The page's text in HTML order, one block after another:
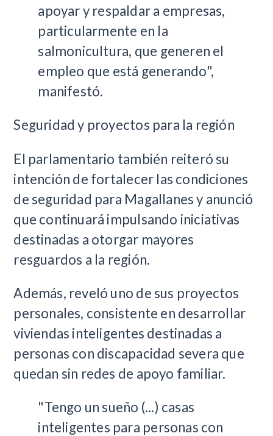
apoyar y respaldar a empresas,
particularmente en la
salmonicultura, que generen el
empleo que está generando",
manifestó.
Seguridad y proyectos para la región
El parlamentario también reiteró su
intención de fortalecer las condiciones
de seguridad para Magallanes y anunció
que continuará impulsando iniciativas
destinadas a otorgar mayores
resguardos a la región.
Además, reveló uno de sus proyectos
personales, consistente en desarrollar
viviendas inteligentes destinadas a
personas con discapacidad severa que
quedan sin redes de apoyo familiar.
"Tengo un sueño (...) casas
inteligentes para personas con